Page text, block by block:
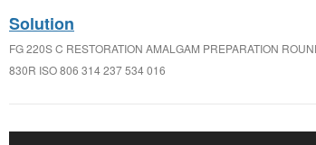
Solution
FG 220S C RESTORATION AMALGAM PREPARATION
830R ISO 806 314 237 534 016